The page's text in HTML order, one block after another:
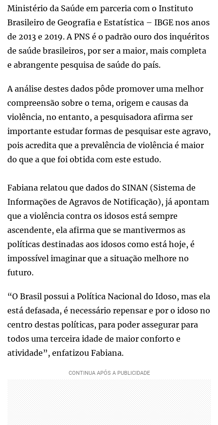
Ministério da Saúde em parceria com o Instituto
Brasileiro de Geografia e Estatística – IBGE nos anos
de 2013 e 2019. A PNS é o padrão ouro dos inquéritos
de saúde brasileiros, por ser a maior, mais completa
e abrangente pesquisa de saúde do país.
A análise destes dados pôde promover uma melhor
compreensão sobre o tema, origem e causas da
violência, no entanto, a pesquisadora afirma ser
importante estudar formas de pesquisar este agravo,
pois acredita que a prevalência de violência é maior
do que a que foi obtida com este estudo.
Fabiana relatou que dados do SINAN (Sistema de
Informações de Agravos de Notificação), já apontam
que a violência contra os idosos está sempre
ascendente, ela afirma que se mantivermos as
políticas destinadas aos idosos como está hoje, é
impossível imaginar que a situação melhore no
futuro.
“O Brasil possui a Política Nacional do Idoso, mas ela
está defasada, é necessário repensar e por o idoso no
centro destas políticas, para poder assegurar para
todos uma terceira idade de maior conforto e
atividade”, enfatizou Fabiana.